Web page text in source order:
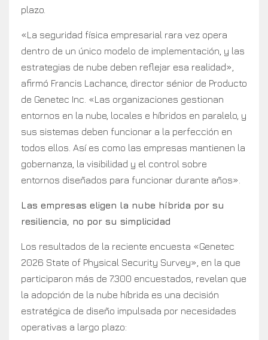
plazo.
«La seguridad física empresarial rara vez opera
dentro de un único modelo de implementación, y las
estrategias de nube deben reflejar esa realidad»,
afirmó Francis Lachance, director sénior de Producto
de Genetec Inc. «Las organizaciones gestionan
entornos en la nube, locales e híbridos en paralelo, y
sus sistemas deben funcionar a la perfección en
todos ellos. Así es como las empresas mantienen la
gobernanza, la visibilidad y el control sobre
entornos diseñados para funcionar durante años».
Las empresas eligen la nube híbrida por su
resiliencia, no por su simplicidad
Los resultados de la reciente encuesta «Genetec
2026 State of Physical Security Survey», en la que
participaron más de 7.300 encuestados, revelan que
la adopción de la nube híbrida es una decisión
estratégica de diseño impulsada por necesidades
operativas a largo plazo: